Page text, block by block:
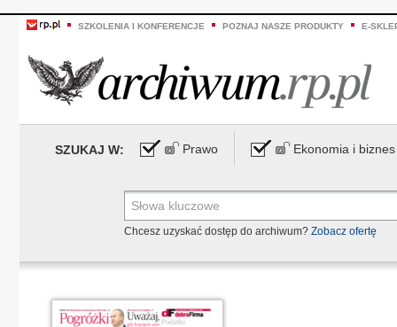
SZKOLENIA I KONFERENCJE POZNAJ NASZE PRODUKTY E-
SZUKAJ W: Prawo Ekonomia i biznes
Chcesz uzyskać dostęp do archiwum? Zobacz ofertę